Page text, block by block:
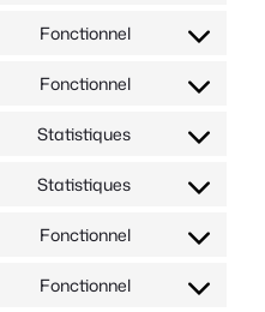
service
recaptcha
Fonctionnel
Consentement
service
Fonctionnel
Consentement
service
Statistiques
Consentement
service
analytics
Statistiques
Consentement
service
Fonctionnel
Consent
service
Fonctionnel
Consentement